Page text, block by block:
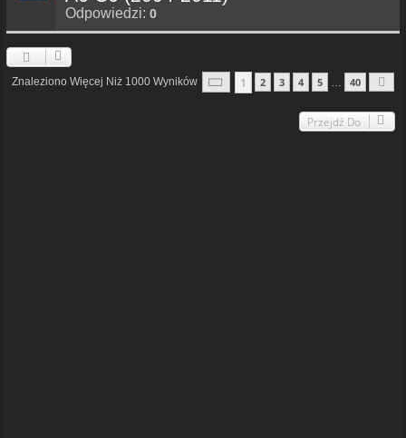
Odpowiedzi: 0
Znaleziono Więcej Niż 1000 Wyników Strona1 40
1 2 3 4 5 40
Przejdź Do